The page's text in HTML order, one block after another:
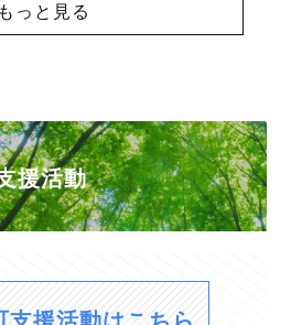
もっと見る
援活動